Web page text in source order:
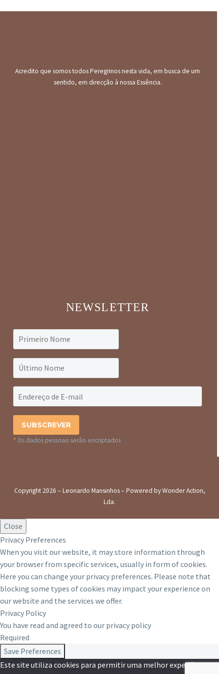
Acredito que somos todos Peregrinos nesta vida, em busca de um
sentido, em direcção à nossa Essência.
NEWSLETTER
* Os dados pessoais serão encriptados
Copyright 2026 – Leonardo Mansinhos – Powered by Wonder Action,
Lda.
Close
Privacy Preferences
When you visit our website, it may store information through
your browser from specific services, usually in form of cookies.
Here you can change your privacy preferences. Please note that
blocking some types of cookies may impact your experience on
our website and the services we offer.
Privacy Policy
You have read and agreed to our privacy policy
Required
Save Preferences
Este site utiliza cookies para permitir uma melhor experiência